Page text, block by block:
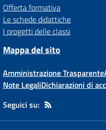
Offerta formativa
Le schede didattiche
I progetti delle classi
Mappa del sito
Amministrazione Trasparente
Note LegaliDichiarazioni di
Seguici su: